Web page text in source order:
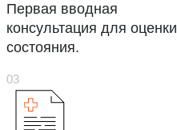
Первая вводная
консультация для оценки
состояния.